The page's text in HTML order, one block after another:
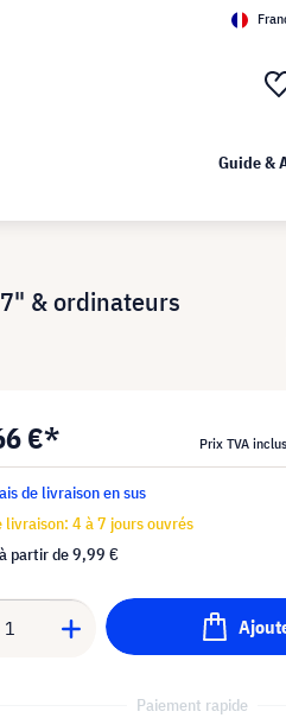
Guide &
& ordinateurs
€* Prix TVA
de livraison en sus
livraison: 4 à 7 jours ouvrés
partir de9,99 €
Paiement rapide